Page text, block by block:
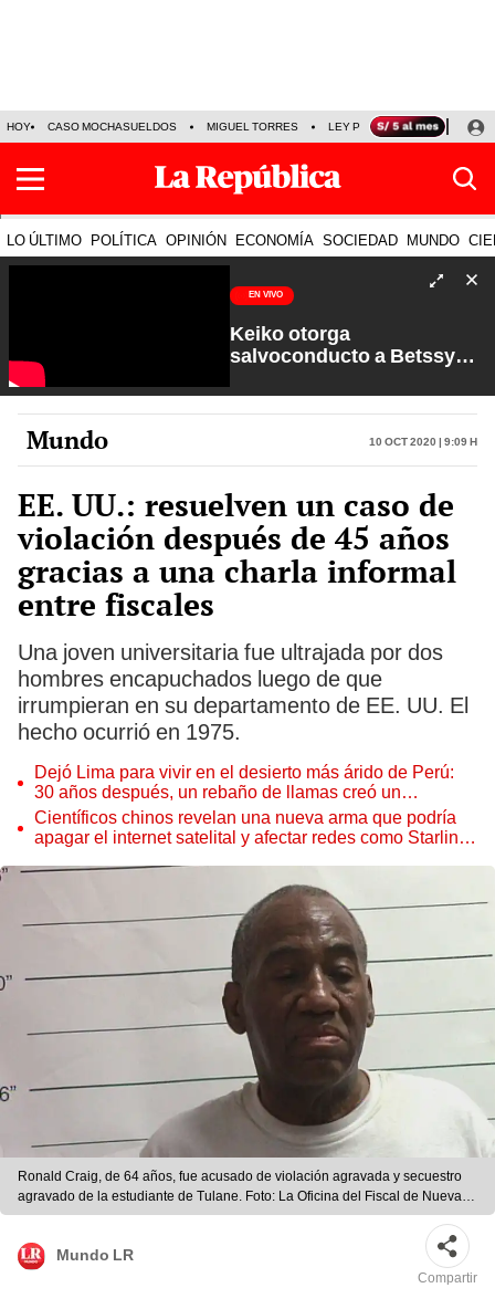
HOY CASO MOCHASUELDOS MIGUEL TORRES LEY PULPÍN PRECIO DEL
LO ÚLTIMO POLÍTICA OPINIÓN ECONOMÍA SOCIEDAD MUNDO
EN VIVO
Keiko otorga
salvoconducto a Betssy
Petroperú | Sin Guion con
Rosa María Palacios
Mundo 10 Oct 2020 | 9:09 h
EE. UU.: resuelven un caso de
violación después de 45 años
gracias a una charla informal
entre fiscales
Una joven universitaria fue ultrajada por dos
hombres encapuchados luego de que
irrumpieran en su departamento de EE. UU. El
hecho ocurrió en 1975.
Dejó Lima para vivir en el desierto más árido de Perú:
30 años después, un rebaño de llamas creó un
sorprendente ecosistema
Científicos chinos revelan una nueva arma que podría
apagar el internet satelital y afectar redes como Starlink
Ronald Craig, de 64 años, fue acusado de violación agravada y secuestro
agravado de la estudiante de Tulane. Foto: La Oficina del Fiscal de Nueva
Orleans.
Mundo LR
Compartir